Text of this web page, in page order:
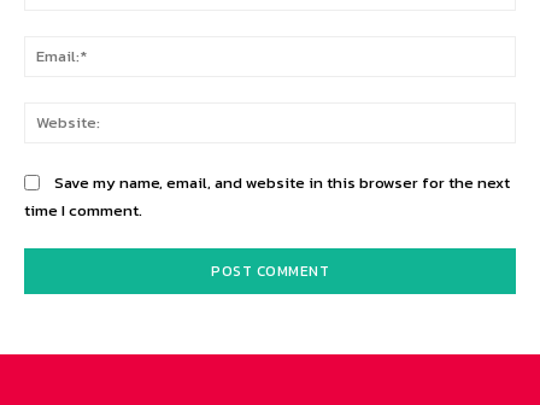
Save my name, email, and website in this browser for the next
time I comment.